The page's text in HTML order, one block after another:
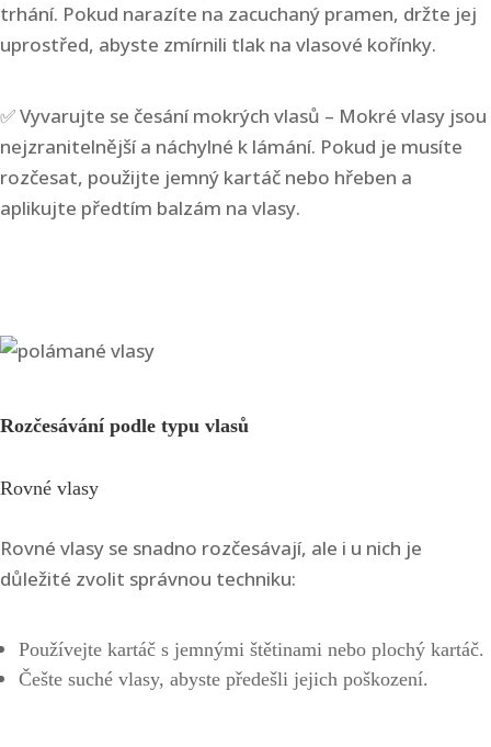
trhání. Pokud narazíte na zacuchaný pramen, držte jej
uprostřed, abyste zmírnili tlak na vlasové kořínky.
✅ Vyvarujte se česání mokrých vlasů – Mokré vlasy jsou
nejzranitelnější a náchylné k lámání. Pokud je musíte
rozčesat, použijte jemný kartáč nebo hřeben a
aplikujte předtím balzám na vlasy.
Rozčesávání podle typu vlasů
Rovné vlasy
Rovné vlasy se snadno rozčesávají, ale i u nich je
důležité zvolit správnou techniku:
Používejte kartáč s jemnými štětinami nebo plochý kartáč.
Češte suché vlasy, abyste předešli jejich poškození.